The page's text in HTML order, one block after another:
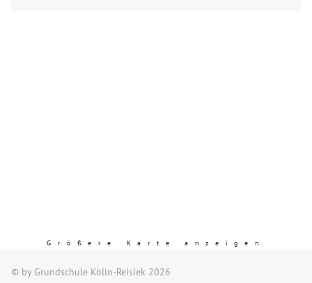
Größere Karte anzeigen
© by Grundschule Kölln-Reisiek 2026